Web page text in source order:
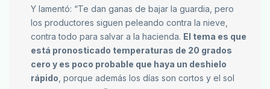
Y lamentó: “Te dan ganas de bajar la guardia, pero
los productores siguen peleando contra la nieve,
contra todo para salvar a la hacienda. El tema es que
está pronosticado temperaturas de 20 grados
cero y es poco probable que haya un deshielo
rápido , porque además los días son cortos y el sol